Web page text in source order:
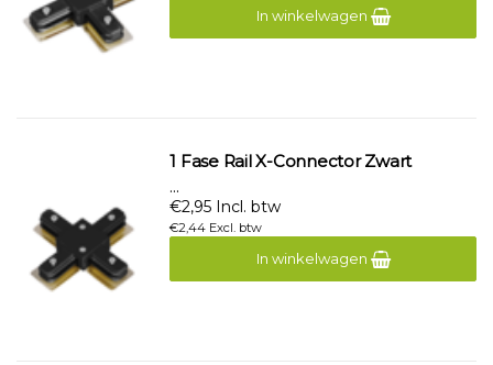
In winkelwagen
1 Fase Rail X-Connector Zwart
...
€2,95 Incl. btw
€2,44 Excl. btw
In winkelwagen